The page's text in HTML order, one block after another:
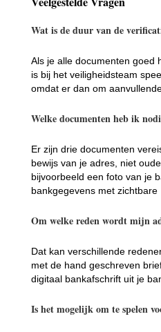
Wat is de duur van de
Als je alle documenten goed
is bij het veiligheidsteam
omdat er dan om
Welke documenten heb ik
Er zijn drie documenten
bewijs van je adres, niet
bijvoorbeeld een foto van je
bankgegevens met zichtbare
Om welke reden wordt mijn
Dat kan verschillende
met de hand geschreven
digitaal bankafschrift uit je
Is het mogelijk om te spelen